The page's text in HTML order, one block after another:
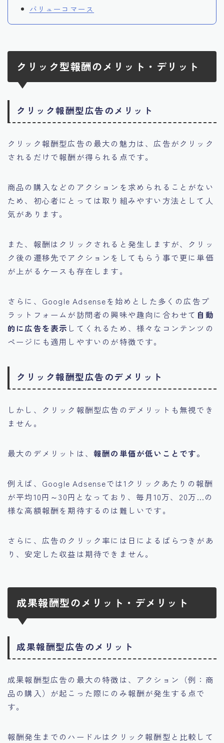
バリューコマース
クリック型報酬のメリット・デリット
クリック報酬型広告のメリット
クリック報酬型広告の最大の魅力は、 広告がクリック
されるだけで報酬が得られる点です。
商品の購入などのアクションを求められることがない
ため、初心者にとっては取り組みやすい方法として人
気があります。
また、報酬はクリックされると発生しますが、クリッ
ク後の遷移先でアクションをしてもらう事で更に単価
が上がるケースも存在します。
さらに、Google Adsenseを始めとした多くの広告プ
ラットフォームが訪問者の興味や趣向に合わせて 自動
的に広告を表示 してくれるため、様々なコンテンツの
ページにも適用しやすいのが特徴です。
クリック報酬型広告のデメリット
しかし、クリック報酬型広告のデメリットも無視でき
ません。
最大のデメリットは、 報酬の単価が低いことです。
例えば、Google Adsenseでは1クリックあたりの報酬
が平均10円～30円となっており、毎月10万、20万…の
様な高額報酬を期待するのは難しいです。
さらに、広告のクリック率には日によるばらつきがあ
り、 安定した収益は期待できません。
成果報酬型のメリット・デメリット
成果報酬型広告のメリット
成果報酬型広告の最大の特徴は、アクション（例：商
品の購入）が起こった際にのみ報酬が発生する点で
す。
報酬発生までのハードルはクリック報酬型と比較して